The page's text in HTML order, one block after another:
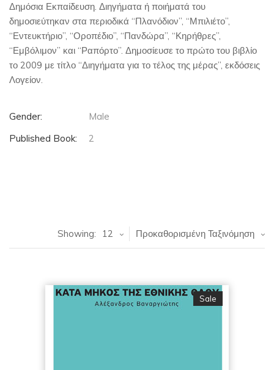
Δημόσια Εκπαίδευση. Διηγήματα ή ποιήματά του
δημοσιεύτηκαν στα περιοδικά “Πλανόδιον”, “Μπιλιέτο”,
“Εντευκτήριο”, “Οροπέδιο”, “Πανδώρα”, “Κηρήθρες”,
“Εμβόλιμον” και “Ραπόρτο”. Δημοσίευσε το πρώτο του βιβλίο
το 2009 με τίτλο “Διηγήματα για το τέλος της μέρας”, εκδόσεις
Λογείον.
Gender:
Male
Published Book:
2
Προκαθορισμένη Ταξινόμηση
Showing: 12
Sale